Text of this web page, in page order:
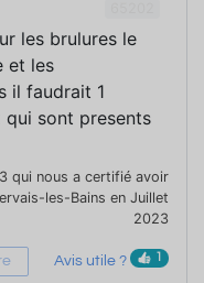
les brulures le
et les
il faudrait 1
qui sont presents
qui nous a certifié avoir
les-Bains en Juillet
2023
Avis utile ?